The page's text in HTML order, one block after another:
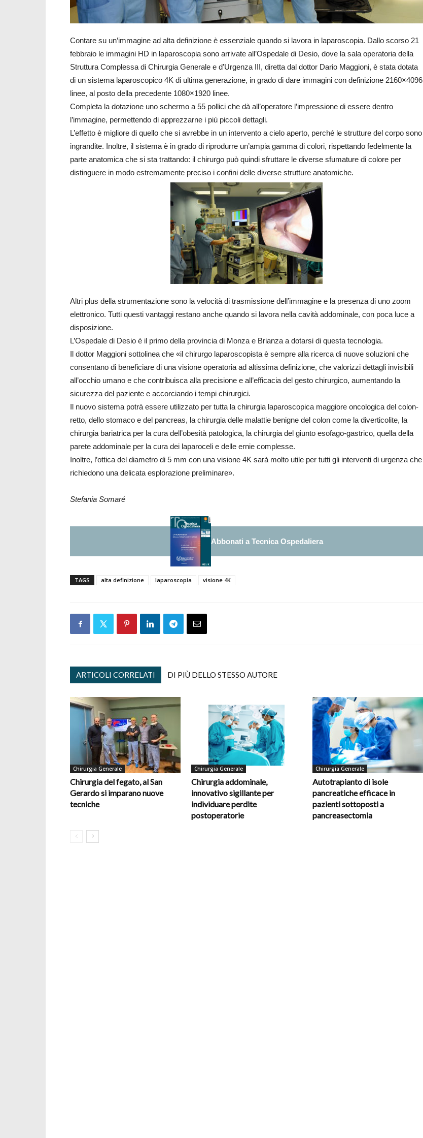
Contare su un’immagine ad alta definizione è essenziale quando si lavora in laparoscopia. Dallo scorso 21
febbraio le immagini HD in laparoscopia sono arrivate all’Ospedale di Desio, dove la sala operatoria della
Struttura Complessa di Chirurgia Generale e d’Urgenza III, diretta dal dottor Dario Maggioni, è stata dotata
di un sistema laparoscopico 4K di ultima generazione, in grado di dare immagini con definizione 2160×4096
linee, al posto della precedente 1080×1920 linee.
Completa la dotazione uno schermo a 55 pollici che dà all’operatore l’impressione di essere dentro
l’immagine, permettendo di apprezzarne i più piccoli dettagli.
L’effetto è migliore di quello che si avrebbe in un intervento a cielo aperto, perché le strutture del corpo sono
ingrandite. Inoltre, il sistema è in grado di riprodurre un’ampia gamma di colori, rispettando fedelmente la
parte anatomica che si sta trattando: il chirurgo può quindi sfruttare le diverse sfumature di colore per
distinguere in modo estremamente preciso i confini delle diverse strutture anatomiche.
Altri plus della strumentazione sono la velocità di trasmissione dell’immagine e la presenza di uno zoom
elettronico. Tutti questi vantaggi restano anche quando si lavora nella cavità addominale, con poca luce a
disposizione.
L’Ospedale di Desio è il primo della provincia di Monza e Brianza a dotarsi di questa tecnologia.
Il dottor Maggioni sottolinea che «il chirurgo laparoscopista è sempre alla ricerca di nuove soluzioni che
consentano di beneficiare di una visione operatoria ad altissima definizione, che valorizzi dettagli invisibili
all’occhio umano e che contribuisca alla precisione e all’efficacia del gesto chirurgico, aumentando la
sicurezza del paziente e accorciando i tempi chirurgici.
Il nuovo sistema potrà essere utilizzato per tutta la chirurgia laparoscopica maggiore oncologica del colon-
retto, dello stomaco e del pancreas, la chirurgia delle malattie benigne del colon come la diverticolite, la
chirurgia bariatrica per la cura dell’obesità patologica, la chirurgia del giunto esofago-gastrico, quella della
parete addominale per la cura dei laparoceli e delle ernie complesse.
Inoltre, l’ottica del diametro di 5 mm con una visione 4K sarà molto utile per tutti gli interventi di urgenza che
richiedono una delicata esplorazione preliminare».
Stefania Somaré
Abbonati a Tecnica Ospedaliera
TAGS alta definizione laparoscopia visione 4K
ARTICOLI CORRELATI DI PIÙ DELLO STESSO AUTORE
Chirurgia Generale
Chirurgia del fegato, al San
Gerardo si imparano nuove
tecniche
Chirurgia Generale
Chirurgia addominale,
innovativo sigillante per
individuare perdite
postoperatorie
Chirurgia Generale
Autotrapianto di isole
pancreatiche efficace in
pazienti sottoposti a
pancreasectomia